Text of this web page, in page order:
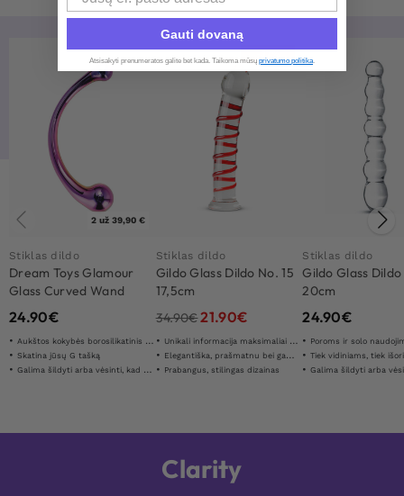
2 už 39,90 €
Stiklas dildo
Dream Toys Glamour
Glass Curved Wand
24.90€
Aukštos kokybės borosilikatinis stiklas
Skatina jūsų G tašką
Galima šildyti arba vėsinti, kad būtų galima žaisti su temperatūra
Stiklas dildo
Gildo Glass Dildo No. 15
17,5cm
34.90€21.90€
Unikali informacija maksimaliai padidina jūsų stimulą
Elegantiška, prašmatnu bei gaminta rankomis
Prabangus, stilingas dizainas
Stiklas dildo
Gildo Glass Dildo
20cm
24.90€
Poroms ir solo
Tiek vidiniams, tiek išoriniams
Galima šildyti arba vėsinti, kad būtų galima
Clarity
Gauti dovaną
Atsisakyti prenumeratos galite bet kada. Taikoma mūsų privatumo politika.​